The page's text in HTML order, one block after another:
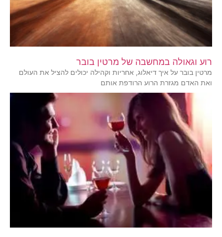
רוע וגאולה במחשבה של מרטין בובר
מרטין בובר על איך דיאלוג, אחריות וקהילה יכולים להציל את העולם
ואת האדם מגזרת הרוע הרודפת אותם